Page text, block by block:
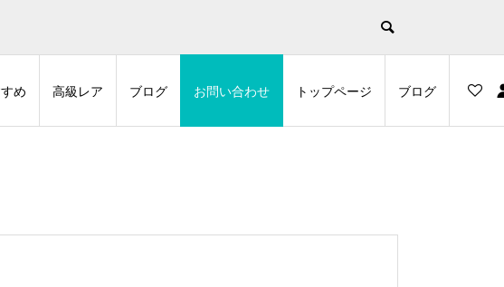
め 高級レア ブログ お問い合わせ トップページ ブログ
です！